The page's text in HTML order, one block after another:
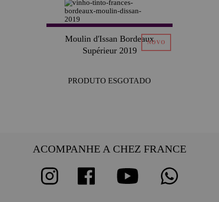
Moulin d'Issan Bordeaux
Supérieur 2019
PRODUTO ESGOTADO
ACOMPANHE A CHEZ FRANCE